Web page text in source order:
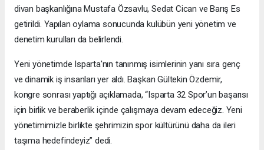
divan başkanlığına Mustafa Özsavlu, Sedat Cican ve Barış Es
getirildi. Yapılan oylama sonucunda kulübün yeni yönetim ve
denetim kurulları da belirlendi.
Yeni yönetimde Isparta'nın tanınmış isimlerinin yanı sıra genç
ve dinamik iş insanları yer aldı. Başkan Gültekin Özdemir,
kongre sonrası yaptığı açıklamada, “Isparta 32 Spor’un başarısı
için birlik ve beraberlik içinde çalışmaya devam edeceğiz. Yeni
yönetimimizle birlikte şehrimizin spor kültürünü daha da ileri
taşıma hedefindeyiz” dedi.